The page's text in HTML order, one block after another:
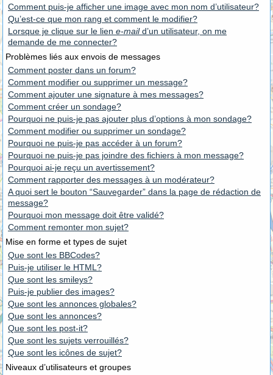
Comment puis-je afficher une image avec mon nom d’utilisateur?
Qu’est-ce que mon rang et comment le modifier?
Lorsque je clique sur le lien e-maild’un utilisateur, on me
demande de me connecter?
Problèmes liés aux envois de messages
Comment poster dans un forum?
Comment modifier ou supprimer un message?
Comment ajouter une signature à mes messages?
Comment créer un sondage?
Pourquoi ne puis-je pas ajouter plus d’options à mon sondage?
Comment modifier ou supprimer un sondage?
Pourquoi ne puis-je pas accéder à un forum?
Pourquoi ne puis-je pas joindre des fichiers à mon message?
Pourquoi ai-je reçu un avertissement?
Comment rapporter des messages à un modérateur?
A quoi sert le bouton “Sauvegarder” dans la page de rédaction de
message?
Pourquoi mon message doit être validé?
Comment remonter mon sujet?
Mise en forme et types de sujet
Que sont les BBCodes?
Puis-je utiliser le HTML?
Que sont les smileys?
Puis-je publier des images?
Que sont les annonces globales?
Que sont les annonces?
Que sont les post-it?
Que sont les sujets verrouillés?
Que sont les icônes de sujet?
Niveaux d’utilisateurs et groupes